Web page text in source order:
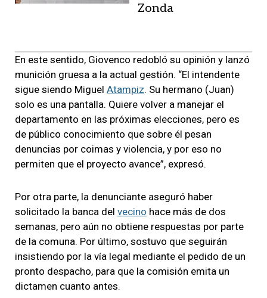
Zonda
En este sentido, Giovenco redobló su opinión y lanzó
munición gruesa a la actual gestión. “El intendente
sigue siendo Miguel Atampiz. Su hermano (Juan)
solo es una pantalla. Quiere volver a manejar el
departamento en las próximas elecciones, pero es
de público conocimiento que sobre él pesan
denuncias por coimas y violencia, y por eso no
permiten que el proyecto avance”, expresó.
Por otra parte, la denunciante aseguró haber
solicitado la banca del vecino hace más de dos
semanas, pero aún no obtiene respuestas por parte
de la comuna. Por último, sostuvo que seguirán
insistiendo por la vía legal mediante el pedido de un
pronto despacho, para que la comisión emita un
dictamen cuanto antes.